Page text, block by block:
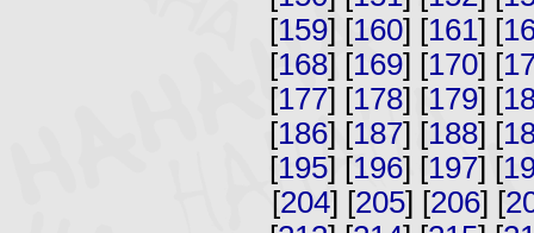
[159] [160] [161] [
[168] [169] [170] [
[177] [178] [179] [
[186] [187] [188] [
[195] [196] [197] [
[204] [205] [206] [